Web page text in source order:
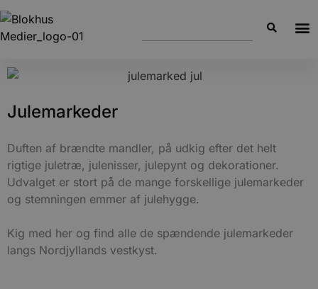
Julemarkeder
Duften af brændte mandler, på udkig efter det helt
rigtige juletræ, julenisser, julepynt og dekorationer.
Udvalget er stort på de mange forskellige julemarkeder
og stemningen emmer af julehygge.
Kig med her og find alle de spændende julemarkeder
langs Nordjyllands vestkyst.